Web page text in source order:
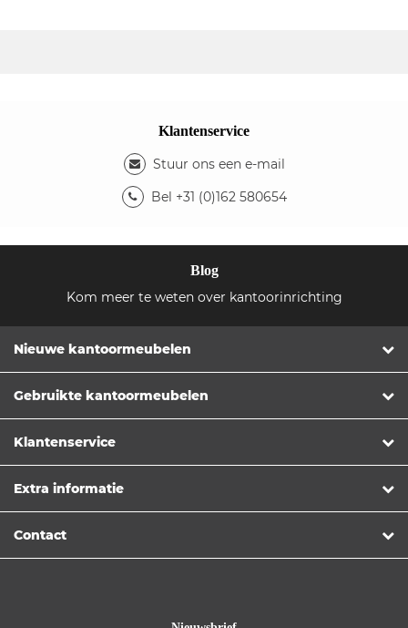
Klantenservice
Stuur ons een e-mail
Bel +31 (0)162 580654
Blog
Kom meer te weten over kantoorinrichting
Nieuwe kantoormeubelen
Gebruikte kantoormeubelen
Klantenservice
Extra informatie
Contact